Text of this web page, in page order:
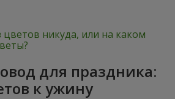
цветов никуда, или на каком
для праздника:
к ужину